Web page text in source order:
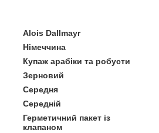
Alois Dallmayr
Німеччина
Купаж арабіки та робусти
Зерновий
Середня
Середній
Герметичний пакет із
клапаном